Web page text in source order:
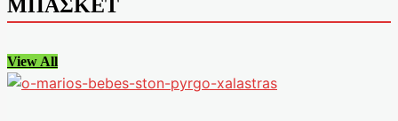
ΜΠΑΣΚΕΤ
View All